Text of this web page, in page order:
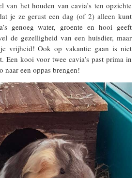
van het houden van cavia’s ten opzichte
je ze gerust een dag (of 2) alleen kunt
genoeg water, groente en hooi geeft
de gezelligheid van een huisdier, maar
vrijheid! Ook op vakantie gaan is niet
Een kooi voor twee cavia’s past prima in
naar een oppas brengen!